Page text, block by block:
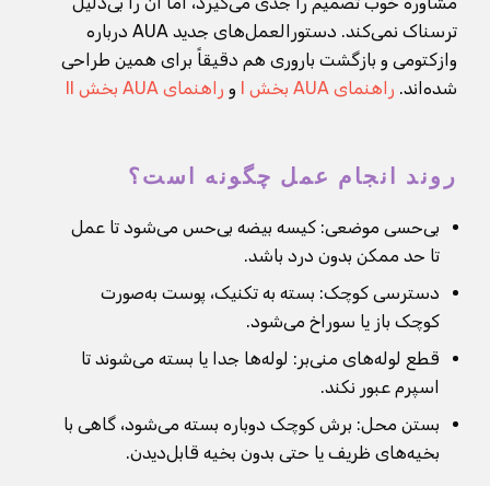
ترسناک نمی‌کند. دستورالعمل‌های جدید AUA درباره
وازکتومی و بازگشت باروری هم دقیقاً برای همین طراحی
شده‌اند. راهنمای AUA بخش I و راهنمای AUA بخش II
روند انجام عمل چگونه است؟
بی‌حسی موضعی: کیسه بیضه بی‌حس می‌شود تا عمل
تا حد ممکن بدون درد باشد.
دسترسی کوچک: بسته به تکنیک، پوست به‌صورت
کوچک باز یا سوراخ می‌شود.
قطع لوله‌های منی‌بر: لوله‌ها جدا یا بسته می‌شوند تا
اسپرم عبور نکند.
بستن محل: برش کوچک دوباره بسته می‌شود، گاهی با
بخیه‌های ظریف یا حتی بدون بخیه قابل‌دیدن.